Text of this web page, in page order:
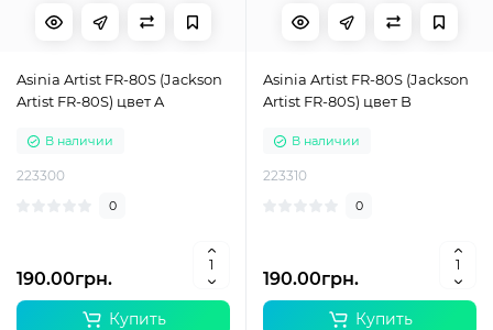
Asinia Artist FR-80S (Jackson
Artist FR-80S) цвет A
В наличии
223300
0
190.00грн.
Купить
Asinia Artist FR-80S (Jackson
Artist FR-80S) цвет B
В наличии
223310
0
190.00грн.
Купить